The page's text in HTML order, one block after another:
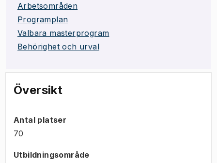
Arbetsområden
Programplan
Valbara masterprogram
Behörighet och urval
Översikt
Antal platser
70
Utbildningsområde